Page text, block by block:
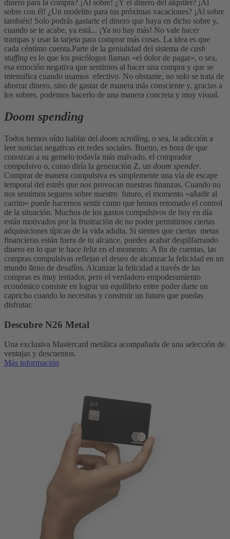
dinero para la compra? ¡Al sobre! ¿Y el dinero del alquiler? ¡Al
sobre con él! ¿Un modelito para tus próximas vacaciones? ¡Al sobre
también! Solo podrás gastarte el dinero que haya en dicho sobre y,
cuando se te acabe, ya está... ¡Ya no hay más! No vale hacer
trampas y usar la tarjeta para comprar más cosas. La idea es que
cada céntimo cuenta.Parte de la genialidad del sistema de cash
stuffing es lo que los psicólogos llaman «el dolor de pagar», o sea,
esa emoción negativa que sentimos al hacer una compra y que se
intensifica cuando usamos efectivo. No obstante, no solo se trata de
ahorrar dinero, sino de gastar de manera más consciente y, gracias a
los sobres, podemos hacerlo de una manera concreta y muy visual.
Doom spending
Todos hemos oído hablar del doom scrolling, o sea, la adicción a
leer noticias negativas en redes sociales. Bueno, es hora de que
conozcas a su gemelo todavía más malvado, el comprador
compulsivo o, como diría la generación Z, un doom spender.
Comprar de manera compulsiva es simplemente una vía de escape
temporal del estrés que nos provocan nuestras finanzas. Cuando no
nos sentimos seguros sobre nuestro futuro, el momento «añadir al
carrito» puede hacernos sentir como que hemos retomado el control
de la situación. Muchos de los gastos compulsivos de hoy en día
están motivados por la frustración de no poder permitirnos ciertas
adquisiciones típicas de la vida adulta. Si sientes que ciertas metas
financieras están fuera de tu alcance, puedes acabar despilfarrando
dinero en lo que te hace feliz en el momento. A fin de cuentas, las
compras compulsivas reflejan el deseo de alcanzar la felicidad en un
mundo lleno de desafíos. Alcanzar la felicidad a través de las
compras es muy tentador, pero el verdadero empoderamiento
económico consiste en lograr un equilibrio entre poder darte un
capricho cuando lo necesitas y construir un futuro que puedas
disfrutar.
Descubre N26 Metal
Una exclusiva Mastercard metálica acompañada de una selección de
ventajas y descuentos.
Más información